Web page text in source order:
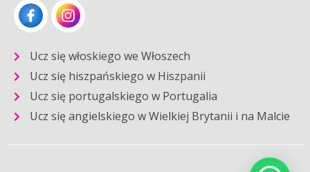
Ucz się włoskiego we Włoszech
Ucz się hiszpańskiego w Hiszpanii
Ucz się portugalskiego w Portugalia
Ucz się angielskiego w Wielkiej Brytanii i na Malcie